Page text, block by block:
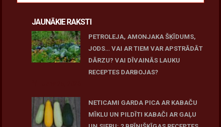
JAUNĀKIE RAKSTI
PETROLEJA, AMONJAKA ŠĶĪDUMS,
JODS… VAI AR TIEM VAR APSTRĀDĀT
DĀRZU? VAI DĪVAINĀS LAUKU
RECEPTES DARBOJAS?
NETICAMI GARDA PICA AR KABAČU
MĪKLU UN PILDĪTI KABAČI AR GAĻU